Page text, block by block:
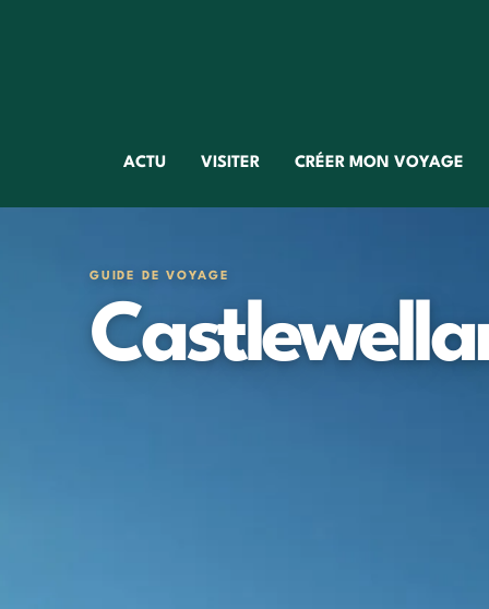
ACTU VISITER CRÉER MON VOYAGE
GUIDE DE VOYAGE